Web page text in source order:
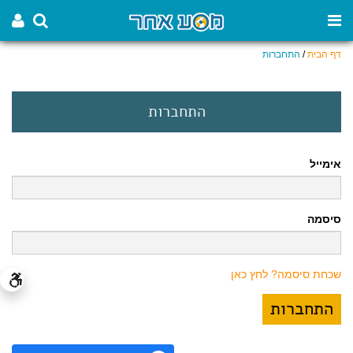
דף הבית/ התחברות
התחברות
אימייל
סיסמה
שכחת סיסמה? לחץ כאן